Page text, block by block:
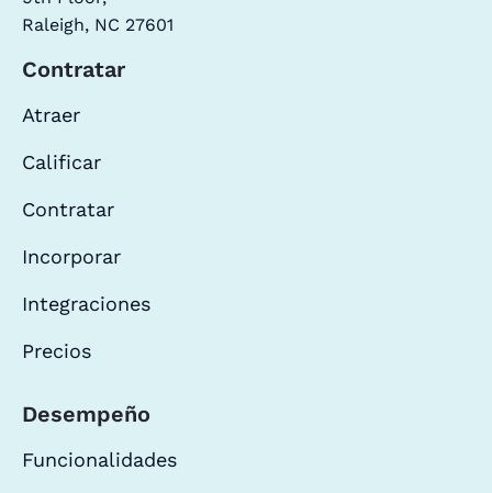
Raleigh, NC 27601
Contratar
Atraer
Calificar
Contratar
Incorporar
Integraciones
Precios
Desempeño
Funcionalidades